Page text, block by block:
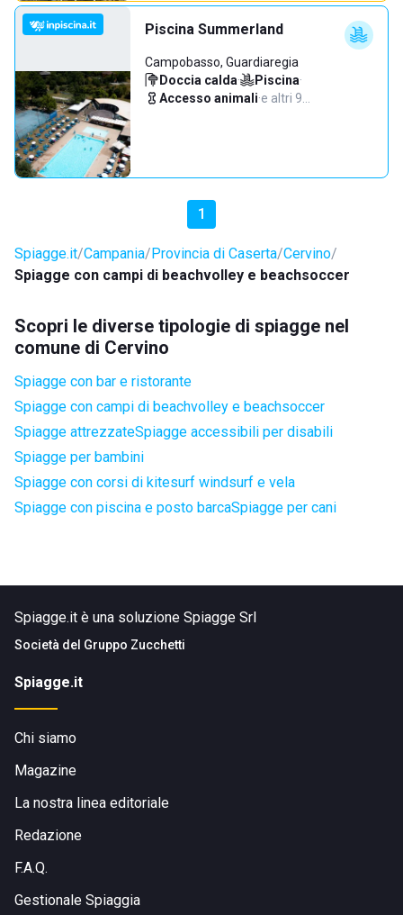
Piscina Summerland
Campobasso, Guardiaregia
Doccia calda· Piscina·
Accesso animali·e altri 9…
1
Spiagge.it Campania Provincia di Caserta Cervino
Spiagge con campi di beachvolley e beachsoccer
Scopri le diverse tipologie di spiagge nel
comune di Cervino
Spiagge con bar e ristorante
Spiagge con campi di beachvolley e beachsoccer
Spiagge attrezzateSpiagge accessibili per disabili
Spiagge per bambini
Spiagge con corsi di kitesurf windsurf e vela
Spiagge con piscina e posto barcaSpiagge per cani
Spiagge.it è una soluzione Spiagge Srl
Società del Gruppo Zucchetti
Spiagge.it
Chi siamo
Magazine
La nostra linea editoriale
Redazione
F.A.Q.
Gestionale Spiaggia